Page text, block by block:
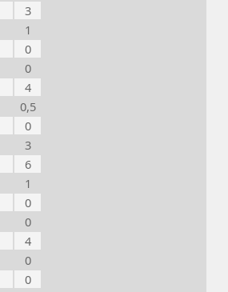
3
1
0
0
4
0,5
0
3
6
1
0
0
4
0
0